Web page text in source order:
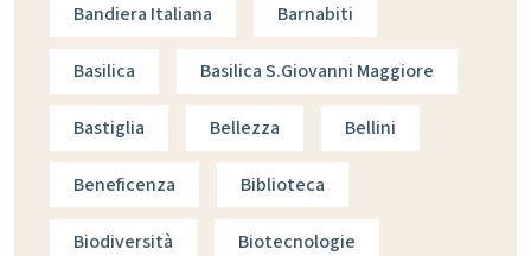
Bandiera Italiana Barnabiti
Basilica Basilica S.giovanni Maggiore
Bastiglia Bellezza Bellini
Beneficenza Biblioteca
Biodiversità Biotecnologie